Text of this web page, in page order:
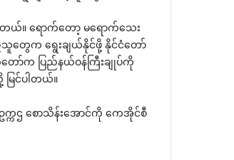
ယ်။ ‌ရောက်‌တော့ မ‌ရောက်‌သေး
တွေက ‌ရွေးချယ်နိုင်ဖို့ နိုင်ငံ‌တော်
ာ်က ပြည်နယ်ဝန်ကြီးချုပ်ကို
ြင်ပါတယ်။
ဥက္ကဌ ‌စောသိန်း‌အောင်ကို ‌ကေအိုင်စီ